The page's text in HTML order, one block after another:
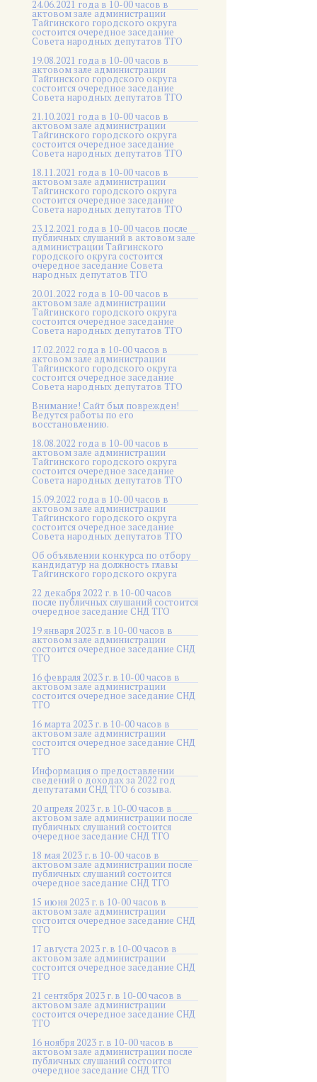
24.06.2021 года в 10-00 часов в
актовом зале администрации
Тайгинского городского округа
состоится очередное заседание
Совета народных депутатов ТГО
19.08.2021 года в 10-00 часов в
актовом зале администрации
Тайгинского городского округа
состоится очередное заседание
Совета народных депутатов ТГО
21.10.2021 года в 10-00 часов в
актовом зале администрации
Тайгинского городского округа
состоится очередное заседание
Совета народных депутатов ТГО
18.11.2021 года в 10-00 часов в
актовом зале администрации
Тайгинского городского округа
состоится очередное заседание
Совета народных депутатов ТГО
23.12.2021 года в 10-00 часов после
публичных слушаний в актовом зале
администрации Тайгинского
городского округа состоится
очередное заседание Совета
народных депутатов ТГО
20.01.2022 года в 10-00 часов в
актовом зале администрации
Тайгинского городского округа
состоится очередное заседание
Совета народных депутатов ТГО
17.02.2022 года в 10-00 часов в
актовом зале администрации
Тайгинского городского округа
состоится очередное заседание
Совета народных депутатов ТГО
Внимание! Сайт был поврежден!
Ведутся работы по его
восстановлению.
18.08.2022 года в 10-00 часов в
актовом зале администрации
Тайгинского городского округа
состоится очередное заседание
Совета народных депутатов ТГО
15.09.2022 года в 10-00 часов в
актовом зале администрации
Тайгинского городского округа
состоится очередное заседание
Совета народных депутатов ТГО
Об объявлении конкурса по отбору
кандидатур на должность главы
Тайгинского городского округа
22 декабря 2022 г. в 10-00 часов
после публичных слушаний состоится
очередное заседание СНД ТГО
19 января 2023 г. в 10-00 часов в
актовом зале администрации
состоится очередное заседание СНД
ТГО
16 февраля 2023 г. в 10-00 часов в
актовом зале администрации
состоится очередное заседание СНД
ТГО
16 марта 2023 г. в 10-00 часов в
актовом зале администрации
состоится очередное заседание СНД
ТГО
Информация о предоставлении
сведений о доходах за 2022 год
депутатами СНД ТГО 6 созыва.
20 апреля 2023 г. в 10-00 часов в
актовом зале администрации после
публичных слушаний состоится
очередное заседание СНД ТГО
18 мая 2023 г. в 10-00 часов в
актовом зале администрации после
публичных слушаний состоится
очередное заседание СНД ТГО
15 июня 2023 г. в 10-00 часов в
актовом зале администрации
состоится очередное заседание СНД
ТГО
17 августа 2023 г. в 10-00 часов в
актовом зале администрации
состоится очередное заседание СНД
ТГО
21 сентября 2023 г. в 10-00 часов в
актовом зале администрации
состоится очередное заседание СНД
ТГО
16 ноября 2023 г. в 10-00 часов в
актовом зале администрации после
публичных слушаний состоится
очередное заседание СНД ТГО